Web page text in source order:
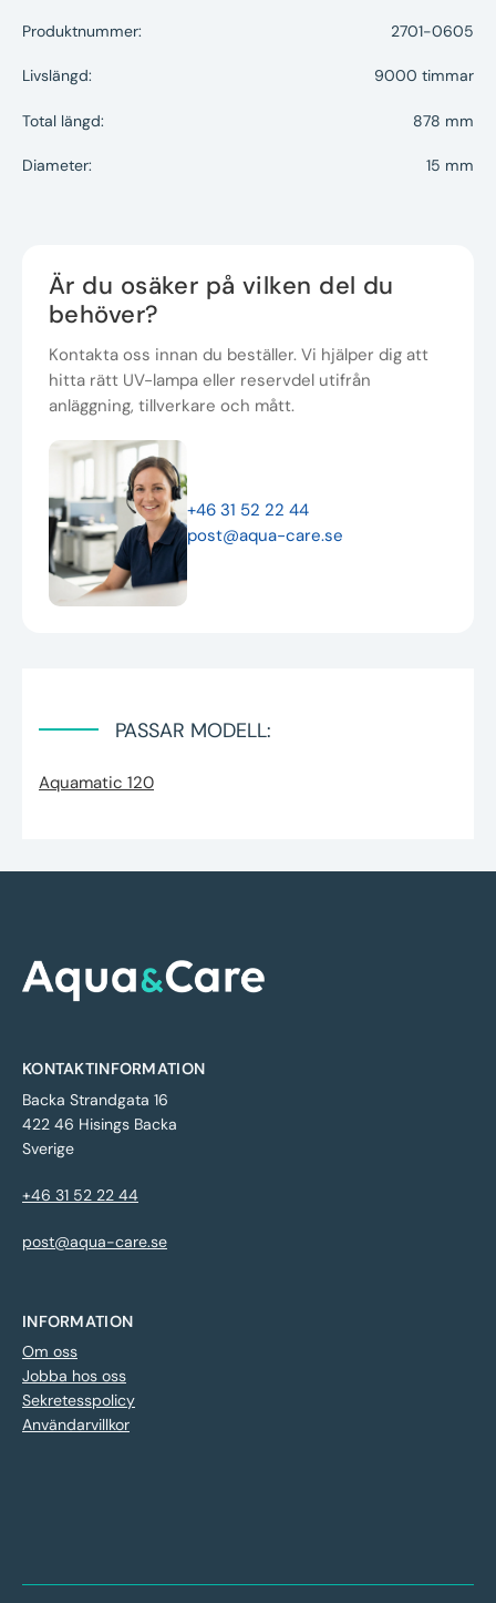
Produktnummer: 2701-0605
Livslängd: 9000 timmar
Total längd: 878 mm
Diameter: 15 mm
Är du osäker på vilken del du
behöver?
Kontakta oss innan du beställer. Vi hjälper dig att
hitta rätt UV-lampa eller reservdel utifrån
anläggning, tillverkare och mått.
+46 31 52 22 44
post@aqua-care.se
PASSAR MODELL:
Aquamatic 120
KONTAKTINFORMATION
Backa Strandgata 16
422 46 Hisings Backa
Sverige
+46 31 52 22 44
post@aqua-care.se
INFORMATION
Om oss
Jobba hos oss
Sekretesspolicy
Användarvillkor